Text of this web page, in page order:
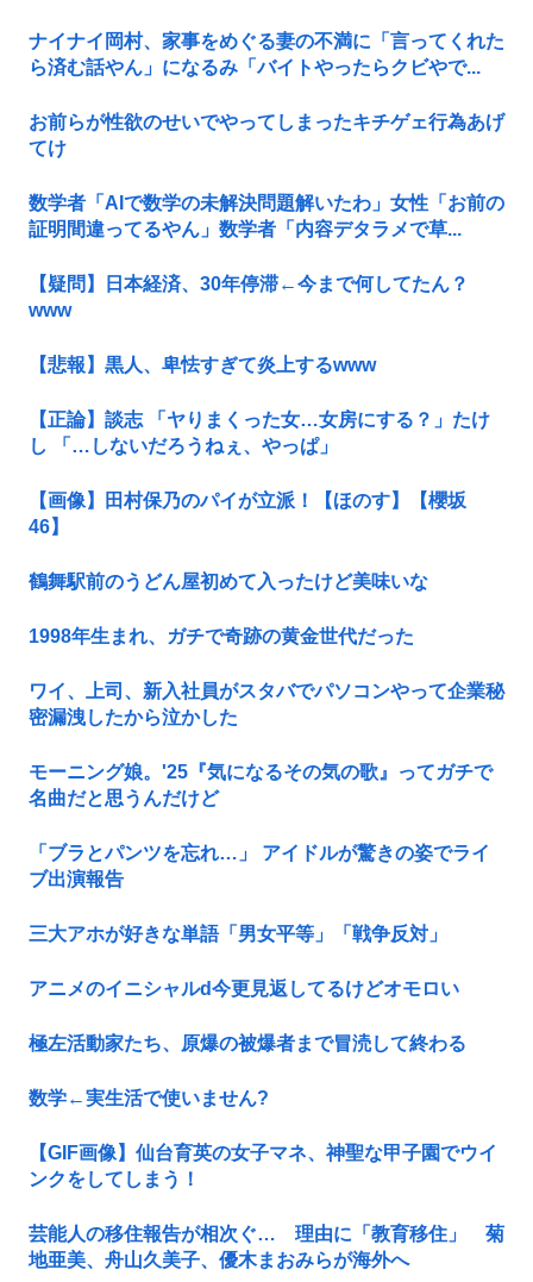
ナイナイ岡村、家事をめぐる妻の不満に「言ってくれた
ら済む話やん」になるみ「バイトやったらクビやで...
お前らが性欲のせいでやってしまったキチゲェ行為あげ
てけ
数学者「AIで数学の未解決問題解いたわ」女性「お前の
証明間違ってるやん」数学者「内容デタラメで草...
【疑問】日本経済、30年停滞←今まで何してたん？
www
【悲報】黒人、卑怯すぎて炎上するwww
【正論】談志 「ヤりまくった女…女房にする？」たけ
し 「…しないだろうねぇ、やっぱ」
【画像】田村保乃のパイが立派！【ほのす】【櫻坂
46】
鶴舞駅前のうどん屋初めて入ったけど美味いな
1998年生まれ、ガチで奇跡の黄金世代だった
ワイ、上司、新入社員がスタバでパソコンやって企業秘
密漏洩したから泣かした
モーニング娘。'25『気になるその気の歌』ってガチで
名曲だと思うんだけど
「ブラとパンツを忘れ…」 アイドルが驚きの姿でライ
ブ出演報告
三大アホが好きな単語「男女平等」「戦争反対」
アニメのイニシャルd今更見返してるけどオモロい
極左活動家たち、原爆の被爆者まで冒涜して終わる
数学←実生活で使いません?
【GIF画像】仙台育英の女子マネ、神聖な甲子園でウイ
ンクをしてしまう！
芸能人の移住報告が相次ぐ… 理由に「教育移住」 菊
地亜美、舟山久美子、優木まおみらが海外へ